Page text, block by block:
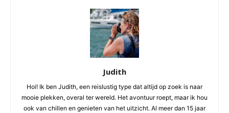
Judith
Hoi! Ik ben Judith, een reislustig type dat altijd op zoek is naar
mooie plekken, overal ter wereld. Het avontuur roept, maar ik hou
ook van chillen en genieten van het uitzicht. Al meer dan 15 jaar